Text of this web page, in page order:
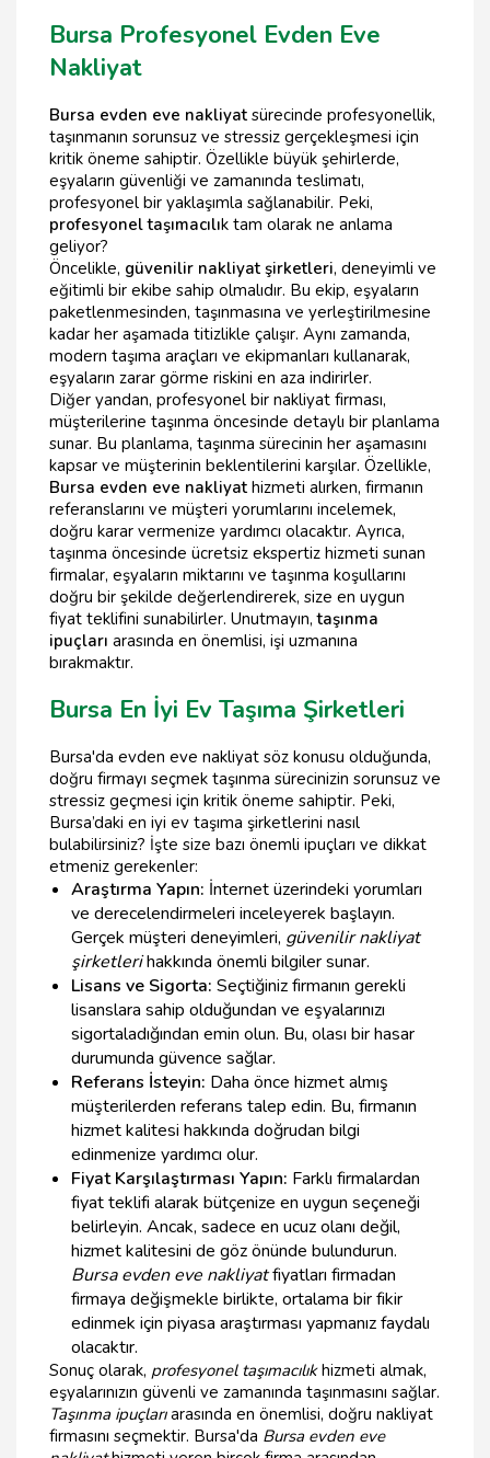
Bursa Profesyonel Evden Eve
Nakliyat
Bursa evden eve nakliyat sürecinde profesyonellik,
taşınmanın sorunsuz ve stressiz gerçekleşmesi için
kritik öneme sahiptir. Özellikle büyük şehirlerde,
eşyaların güvenliği ve zamanında teslimatı,
profesyonel bir yaklaşımla sağlanabilir. Peki,
profesyonel taşımacılık tam olarak ne anlama
geliyor?
Öncelikle, güvenilir nakliyat şirketleri, deneyimli ve
eğitimli bir ekibe sahip olmalıdır. Bu ekip, eşyaların
paketlenmesinden, taşınmasına ve yerleştirilmesine
kadar her aşamada titizlikle çalışır. Aynı zamanda,
modern taşıma araçları ve ekipmanları kullanarak,
eşyaların zarar görme riskini en aza indirirler.
Diğer yandan, profesyonel bir nakliyat firması,
müşterilerine taşınma öncesinde detaylı bir planlama
sunar. Bu planlama, taşınma sürecinin her aşamasını
kapsar ve müşterinin beklentilerini karşılar. Özellikle,
Bursa evden eve nakliyat hizmeti alırken, firmanın
referanslarını ve müşteri yorumlarını incelemek,
doğru karar vermenize yardımcı olacaktır. Ayrıca,
taşınma öncesinde ücretsiz ekspertiz hizmeti sunan
firmalar, eşyaların miktarını ve taşınma koşullarını
doğru bir şekilde değerlendirerek, size en uygun
fiyat teklifini sunabilirler. Unutmayın,taşınma
ipuçları arasında en önemlisi, işi uzmanına
bırakmaktır.
Bursa En İyi Ev Taşıma Şirketleri
Bursa'da evden eve nakliyat söz konusu olduğunda,
doğru firmayı seçmek taşınma sürecinizin sorunsuz ve
stressiz geçmesi için kritik öneme sahiptir. Peki,
Bursa’daki en iyi ev taşıma şirketlerini nasıl
bulabilirsiniz? İşte size bazı önemli ipuçları ve dikkat
etmeniz gerekenler:
Araştırma Yapın: İnternet üzerindeki yorumları
ve derecelendirmeleri inceleyerek başlayın.
Gerçek müşteri deneyimleri, güvenilir nakliyat
şirketlerihakkında önemli bilgiler sunar.
Lisans ve Sigorta: Seçtiğiniz firmanın gerekli
lisanslara sahip olduğundan ve eşyalarınızı
sigortaladığından emin olun. Bu, olası bir hasar
durumunda güvence sağlar.
Referans İsteyin: Daha önce hizmet almış
müşterilerden referans talep edin. Bu, firmanın
hizmet kalitesi hakkında doğrudan bilgi
edinmenize yardımcı olur.
Fiyat Karşılaştırması Yapın: Farklı firmalardan
fiyat teklifi alarak bütçenize en uygun seçeneği
belirleyin. Ancak, sadece en ucuz olanı değil,
hizmet kalitesini de göz önünde bulundurun.
Bursa evden eve nakliyatfiyatları firmadan
firmaya değişmekle birlikte, ortalama bir fikir
edinmek için piyasa araştırması yapmanız faydalı
olacaktır.
Sonuç olarak, profesyonel taşımacılıkhizmeti almak,
eşyalarınızın güvenli ve zamanında taşınmasını sağlar.
Taşınma ipuçlarıarasında en önemlisi, doğru nakliyat
firmasını seçmektir. Bursa'da Bursa evden eve